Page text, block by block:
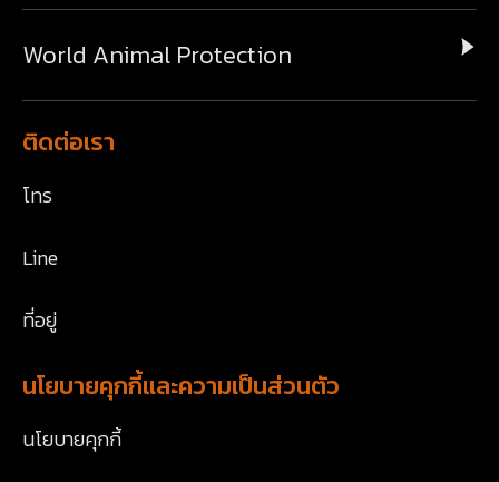
World Animal Protection
ติดต่อเรา
โทร
Line
ที่อยู่
นโยบายคุกกี้และความเป็นส่วนตัว
นโยบายคุกกี้